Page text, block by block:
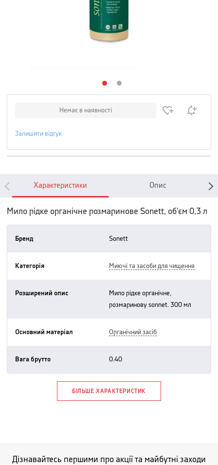
Немає в наявності
Залишити відгук
Характеристики Опис
Мило рідке органічне розмаринове Sonett, об'єм 0,3 л
Бренд sonett
Категорія миючі та засоби для чищення
Розширений опис
мило рідке органічне,
розмаринову sonnet. 300 мл
Основний матеріал органічний засіб
Вага брутто 0.40
БІЛЬШЕ ХАРАКТЕРИСТИК
Дізнавайтесь першими про акції та майбутні заходи